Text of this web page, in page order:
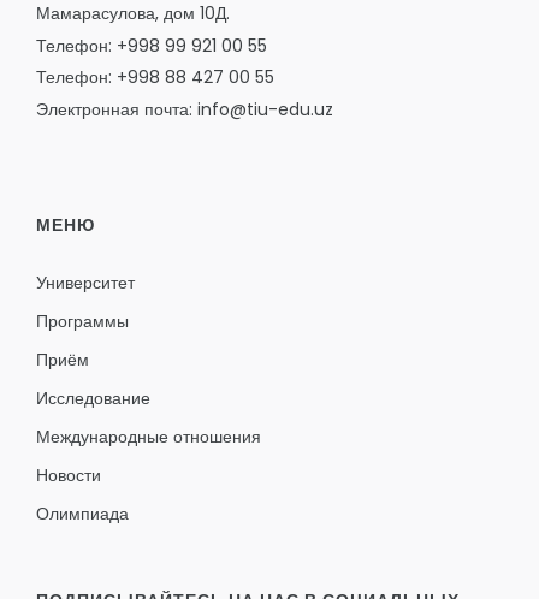
Мамарасулова, дом 10Д.
Телефон: +998 99 921 00 55
Телефон: +998 88 427 00 55
Электронная почта: info@tiu-edu.uz
МЕНЮ
Университет
Программы
Приём
Исследование
Международные отношения
Новости
Олимпиада